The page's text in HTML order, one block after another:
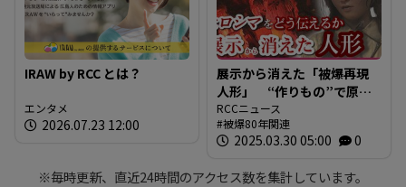
IRAW by RCC とは？
エンタメ
2026.07.23 12:00
展示から消えた「被爆再現
人形」 “作りもの”で原爆
を伝えるとは 現代アート
作家が調査研究 人形の持
つ “力” と “危うさ”
RCCニュース
被爆80年関連
2025.03.30 05:00 0
※毎時更新、直近24時間のアクセス数を集計しています。